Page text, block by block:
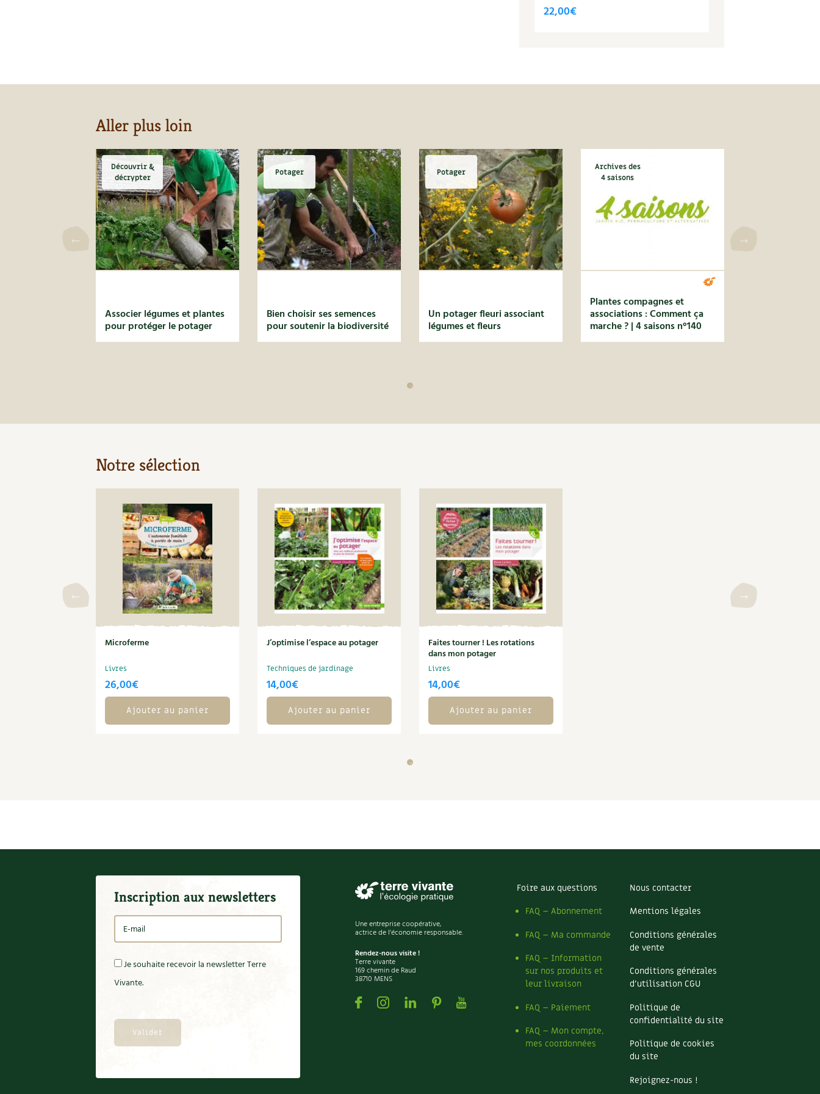
22,00€
Aller plus loin
Découvrir &
décrypter
Associer légumes et plantes
pour protéger le potager
Potager
Bien choisir ses semences
pour soutenir la biodiversité
Potager
Un potager fleuri associant
légumes et fleurs
Archives des
4 saisons
Plantes compagnes et
associations : Comment ça
marche ? | 4 saisons n°140
Notre sélection
Microferme
Livres
26,00€
Ajouter au panier
J’optimise l’espace au potager
Techniques de jardinage
14,00€
Ajouter au panier
Faites tourner ! Les rotations
dans mon potager
Livres
14,00€
Ajouter au panier
Inscription aux newsletters
Je souhaite recevoir la newsletter Terre
Vivante.
Une entreprise coopérative,
actrice de l'économie responsable.
Rendez-nous visite !
Terre vivante
169 chemin de Raud
38710 MENS
FacebookInstagramLinkedin
PinterestYoutube
Foire aux questions
FAQ – Abonnement
FAQ – Ma commande
FAQ – Information
sur nos produits et
leur livraison
FAQ – Paiement
FAQ – Mon compte,
mes coordonnées
Nous contacter
Mentions légales
Conditions générales
de vente
Conditions générales
d’utilisation CGU
Politique de
confidentialité du site
Politique de cookies
du site
Rejoignez-nous !